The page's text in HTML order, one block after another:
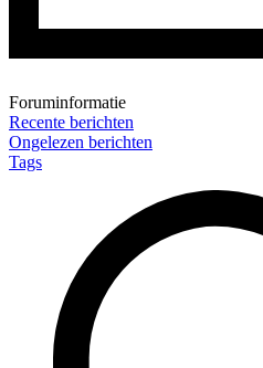
Foruminformatie
Recente berichten
Ongelezen berichten
Tags